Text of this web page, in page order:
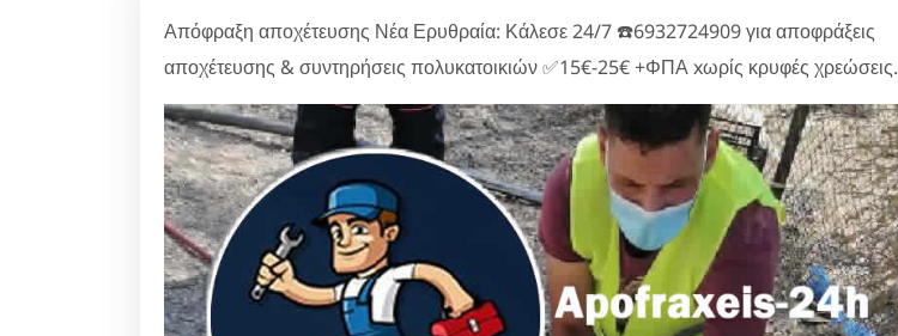
Απόφραξη αποχέτευσης Νέα Ερυθραία: Κάλεσε 24/7 ☎️6932724909 για αποφράξεις
αποχέτευσης & συντηρήσεις πολυκατοικιών ✅15€-25€ +ΦΠΑ xωρίς κρυφές χρεώσεις.